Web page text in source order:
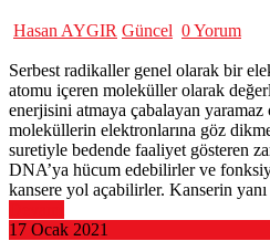
Hasan AYGIR Güncel 0 Yorum
Serbest radikaller genel olarak bir
atomu içeren moleküller olarak
enerjisini atmaya çabalayan
moleküllerin elektronlarına göz
suretiyle bedende faaliyet gösteren
DNA’ya hücum edebilirler ve
kansere yol açabilirler. Kanserin
17 Ocak 2021